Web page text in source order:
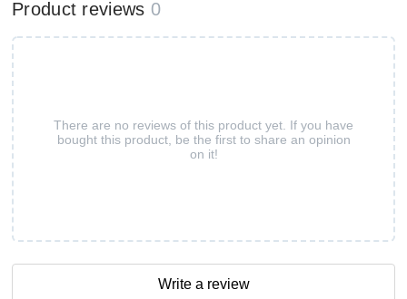
Product reviews 0
There are no reviews of this product yet. If you have
bought this product, be the first to share an opinion
on it!
Write a review